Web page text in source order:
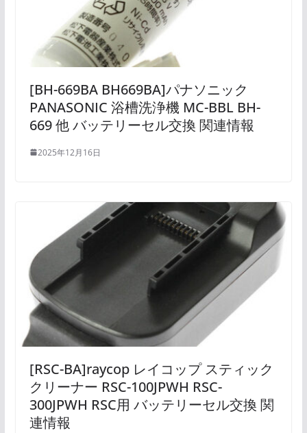
[BH-669BA BH669BA]パナソニック
PANASONIC 浴槽洗浄機 MC-BBL BH-
669 他 バッテリーセル交換 関連情報
2025年12月16日
[RSC-BA]raycop レイコップ スティック
クリーナー RSC-100JPWH RSC-
300JPWH RSC用 バッテリーセル交換 関
連情報